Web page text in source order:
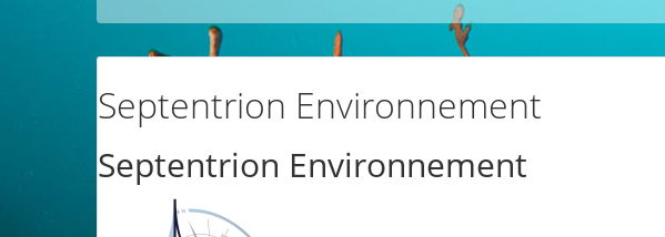
Septentrion Environnement
Septentrion Environnement